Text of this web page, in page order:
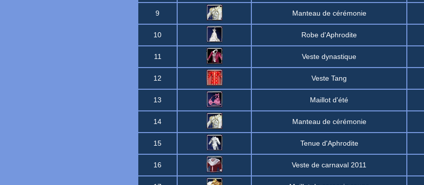
9 Manteau de cérémonie
10 Robe d'Aphrodite
11 Veste dynastique
12 Veste Tang
13 Maillot d'été
14 Manteau de cérémonie
15 Tenue d'Aphrodite
16 Veste de carnaval 2011